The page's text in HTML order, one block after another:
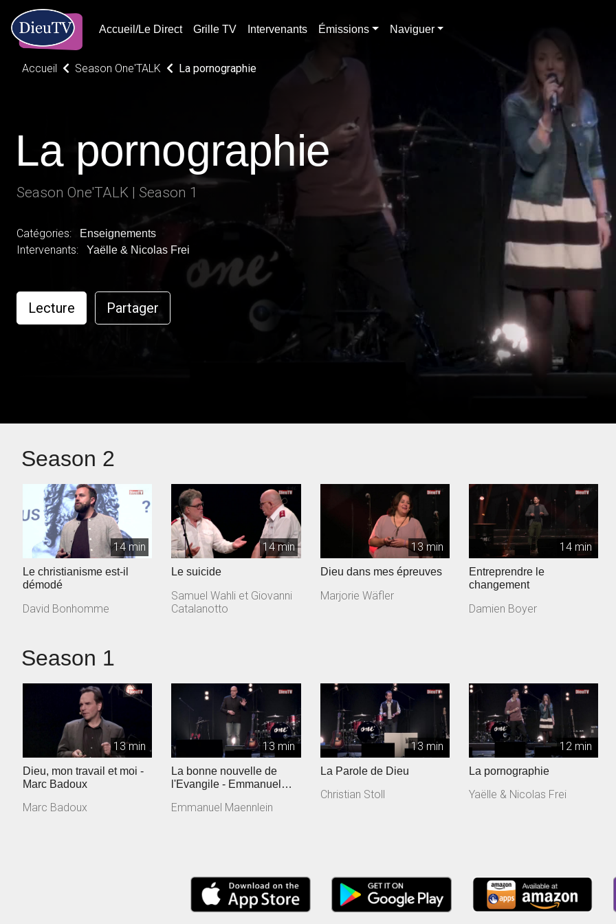
Accueil/Le Direct Grille TV Intervenants Émissions Naviguer
Accueil Season One'TALK La pornographie
La pornographie
Season One'TALK | Season 1
Catégories: Enseignements
Intervenants: Yaëlle & Nicolas Frei
Lecture Partager
Season 2
14 min
Le christianisme est-il
démodé
David Bonhomme
14 min
Le suicide
Samuel Wahli et Giovanni
Catalanotto
13 min
Dieu dans mes épreuves
Marjorie Wäfler
14 min
Entreprendre le
changement
Damien Boyer
Season 1
13 min
Dieu, mon travail et moi -
Marc Badoux
Marc Badoux
13 min
La bonne nouvelle de
l'Evangile - Emmanuel
Emmanuel Maennlein
13 min
La Parole de Dieu
Christian Stoll
12 min
La pornographie
Yaëlle & Nicolas Frei